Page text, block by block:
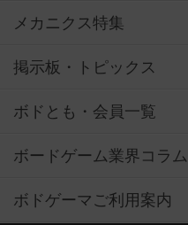
メカニクス特集
掲示板・トピックス
ボドとも・会員一覧
ボードゲーム業界コラム
ボドゲーマご利用案内